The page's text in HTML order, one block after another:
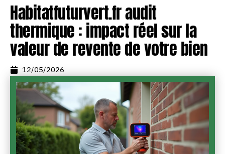
Habitatfuturvert.fr audit
thermique : impact réel sur la
valeur de revente de votre bien
12/05/2026